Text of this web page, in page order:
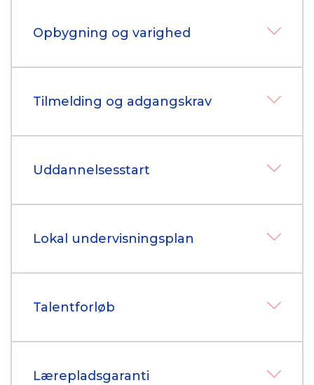
Opbygning og varighed
Tilmelding og adgangskrav
Uddannelsesstart
Lokal undervisningsplan
Talentforløb
Lærepladsgaranti